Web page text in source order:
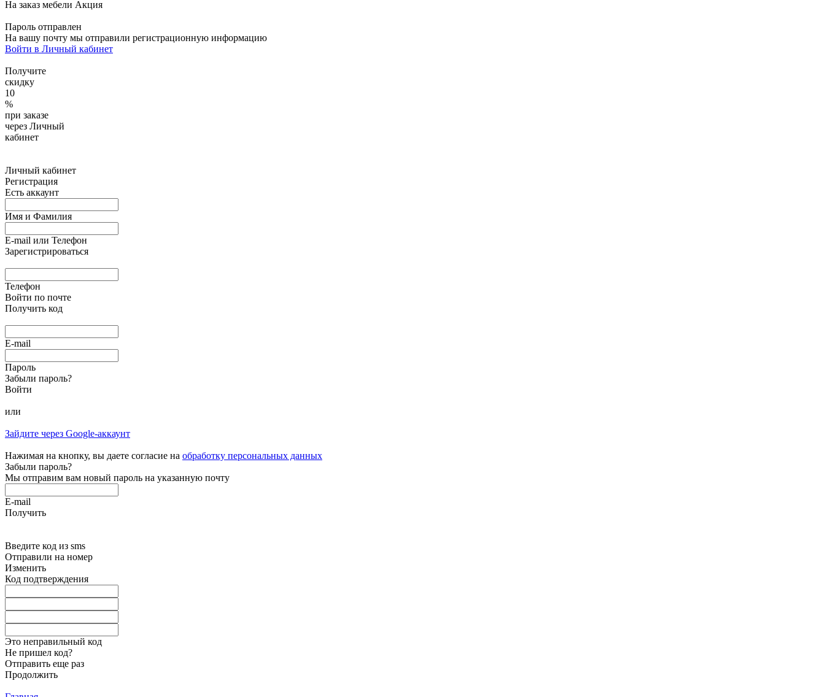
На заказ мебели Акция
Пароль отправлен
На вашу почту мы отправили регистрационную информацию
Войти в Личный кабинет
Получите
скидку
10
%
при заказе
через Личный
кабинет
Личный кабинет
Регистрация
Есть аккаунт
Имя и Фамилия
E-mail или Телефон
Зарегистрироваться
Телефон
Войти по почте
Получить код
E-mail
Пароль
Забыли пароль?
Войти
или
Зайдите через Google-аккаунт
Нажимая на кнопку, вы даете согласие на обработку персональных данных
Забыли пароль?
Мы отправим вам новый пароль на указанную почту
E-mail
Получить
Введите код из sms
Отправили на номер
Изменить
Код подтверждения
Это неправильный код
Не пришел код?
Отправить еще раз
Продолжить